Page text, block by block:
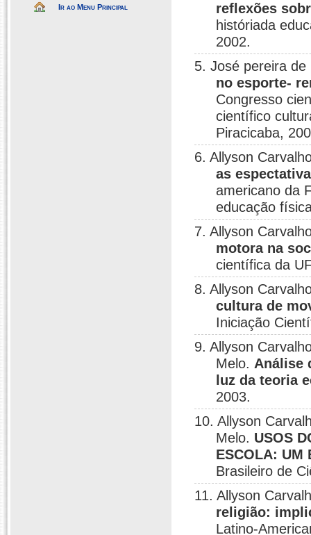
Ir ao Menu Principal
reflexões
históriada
2002.
5. José pereira
no esporte-
Congresso
científico
Piracicaba,
6. Allyson
as
americano da
educação
7. Allyson
motora na
científica da
8. Allyson
cultura de
Iniciação
9. Allyson
Melo. Análise
luz da teoria
2003.
10. Allyson
Melo. USOS
ESCOLA: UM
Brasileiro de
11. Allyson
religião:
Latino-